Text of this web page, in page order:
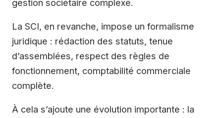
gestion sociétaire complexe.
La SCI, en revanche, impose un formalisme
juridique : rédaction des statuts, tenue
d’assemblées, respect des règles de
fonctionnement, comptabilité commerciale
complète.
À cela s’ajoute une évolution importante : la